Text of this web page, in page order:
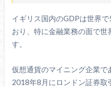
イギリス国内のGDPは世界
おり、特に金融業務の面で世
す。
仮想通貨のマイニング企業
2018年8月にロンドン証券取